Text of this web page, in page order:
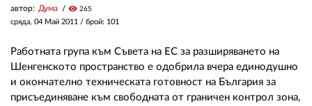
автор: Дума visibility 265
сряда, 04 Май 2011 / брой: 101
Работната група към Съвета на ЕС за разширяването на
Шенгенското пространство е одобрила вчера единодушно
и окончателно техническата готовност на България за
присъединяване към свободната от граничен контрол зона,